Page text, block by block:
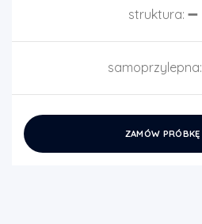
struktura: ➖
samoprzylepna:
ZAMÓW PRÓBKĘ